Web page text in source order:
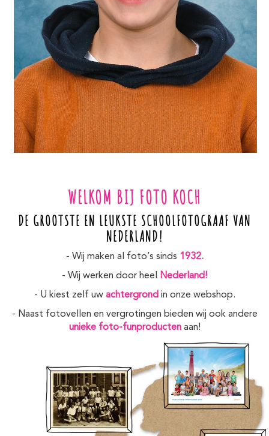
WELKOM BIJ FOTO KOCH
DE GROOTSTE EN LEUKSTE SCHOOLFOTOGRAAF VAN
NEDERLAND!
- Wij maken al foto’s sinds 1932.
- Wij werken door heel
Nederland!
- U kiest zelf uw achtergrond in onze webshop.
- Naast fotovellen en vergrotingen bieden wij ook andere
unieke foto-funproductenaan!